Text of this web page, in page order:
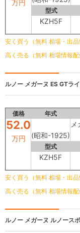
万円
型式
KZH5F
安く買う（無料 相場・出品
高く売る（無料 相場情報配
ルノー メガーヌ ES GTラ
価格 年式
52.0
万円 (昭和-1925)
型式
KZH5F
安く買う（無料 相場・出品
高く売る（無料 相場情報配
ルノー メガーヌ ルノース